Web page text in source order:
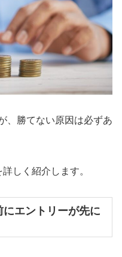
、勝てない原因は必ずあ
しく紹介します。
にエントリーが先に